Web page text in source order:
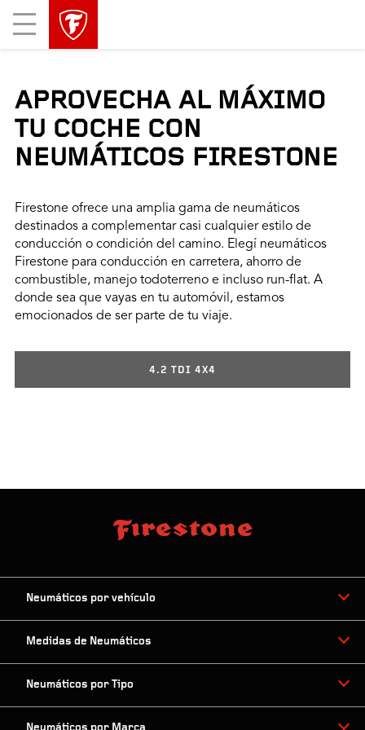
Mobile
Menu
APROVECHA AL MÁXIMO
TU COCHE CON
NEUMÁTICOS FIRESTONE
Firestone ofrece una amplia gama de neumáticos
destinados a complementar casi cualquier estilo de
conducción o condición del camino. Elegí neumáticos
Firestone para conducción en carretera, ahorro de
combustible, manejo todoterreno e incluso run-flat. A
donde sea que vayas en tu automóvil, estamos
emocionados de ser parte de tu viaje.
4.2 TDI 4X4
Neumáticos por vehículo
Medidas de Neumáticos
Neumáticos por Tipo